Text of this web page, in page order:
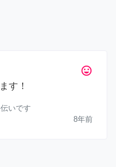
tag_faces
す！
いです
8年前